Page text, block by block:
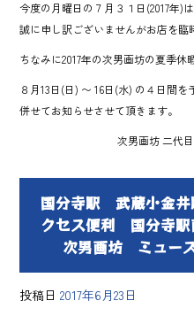
今度の月曜日の７月３１日(2017年)
誠に申し訳ございませんがお店を臨
ちなみに2017年の次男画坊の夏季休
８月13日(日) 〜 16日(水) の４日間
併せてお知らせさせて頂きます。
次男画坊 二代
国分寺駅 武蔵小金
クセス便利 国分寺
次男画坊 ミュー
投稿日 2017年6月23日